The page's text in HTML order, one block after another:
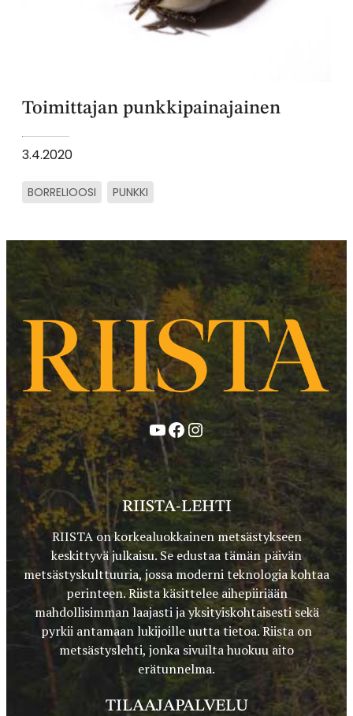
Toimittajan punkkipainajainen
3.4.2020
BORRELIOOSI PUNKKI
YouTube
Facebook
Instagram
RIISTA-LEHTI
RIISTA on korkealuokkainen metsästykseen
keskittyvä julkaisu. Se edustaa tämän päivän
metsästyskulttuuria, jossa moderni teknologia kohtaa
perinteen. Riista käsittelee aihepiiriään
mahdollisimman laajasti ja yksityiskohtaisesti sekä
pyrkii antamaan lukijoille uutta tietoa. Riista on
metsästyslehti, jonka sivuilta huokuu aito
erätunnelma.
TILAAJAPALVELU